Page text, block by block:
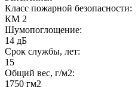
Класс пожарной безопасности:
КМ 2
Шумопоглощение:
14 дБ
Срок службы, лет:
15
Общий вес, г/м2:
1750 гм2